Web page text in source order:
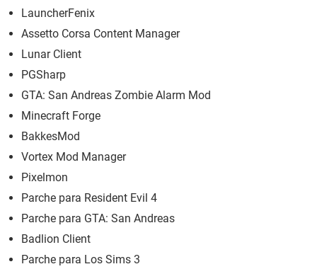
LauncherFenix
Assetto Corsa Content Manager
Lunar Client
PGSharp
GTA: San Andreas Zombie Alarm Mod
Minecraft Forge
BakkesMod
Vortex Mod Manager
Pixelmon
Parche para Resident Evil 4
Parche para GTA: San Andreas
Badlion Client
Parche para Los Sims 3